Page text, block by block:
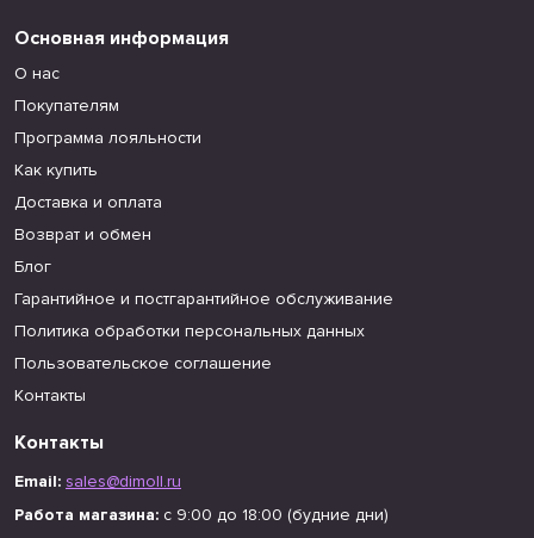
Основная информация
О нас
Покупателям
Программа лояльности
Как купить
Доставка и оплата
Возврат и обмен
Блог
Гарантийное и постгарантийное обслуживание
Политика обработки персональных данных
Пользовательское соглашение
Контакты
Контакты
Email: sales@dimoll.ru
Работа магазина: с 9:00 до 18:00 (будние дни)